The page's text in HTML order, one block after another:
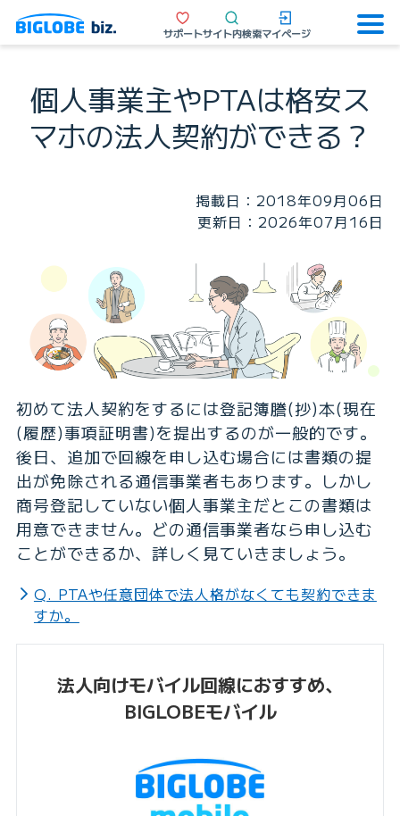
サポートサイト内検索マイページ
個人事業主やPTAは格安ス
マホの法人契約ができる？
掲載日：2018年09月06日
更新日：2026年07月16日
初めて法人契約をするには登記簿謄(抄)本(現在
(履歴)事項証明書)を提出するのが一般的です。
後日、追加で回線を申し込む場合には書類の提
出が免除される通信事業者もあります。しかし
商号登記していない個人事業主だとこの書類は
用意できません。どの通信事業者なら申し込む
ことができるか、詳しく見ていきましょう。
Q. PTAや任意団体で法人格がなくても契約できま
すか。
法人向けモバイル回線におすすめ、
BIGLOBEモバイル